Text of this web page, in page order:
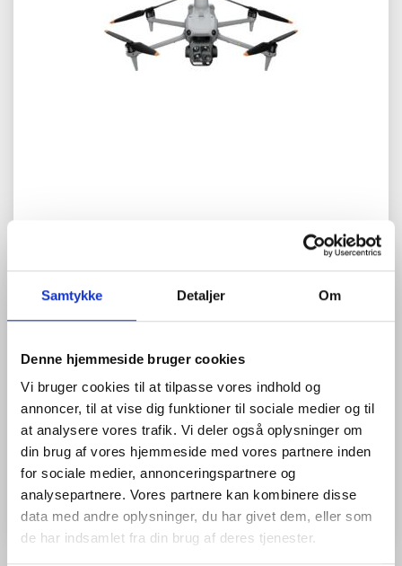
Samtykke Detaljer Om
Denne hjemmeside bruger cookies
Vi bruger cookies til at tilpasse vores indhold og
annoncer, til at vise dig funktioner til sociale medier og til
at analysere vores trafik. Vi deler også oplysninger om
din brug af vores hjemmeside med vores partnere inden
for sociale medier, annonceringspartnere og
analysepartnere. Vores partnere kan kombinere disse
data med andre oplysninger, du har givet dem, eller som
de har indsamlet fra din brug af deres tjenester.
fotogrammetri og landmålingsopgaver.
Indbygget RTK-modul
Inkl. 1 års premium RTK abonnement!
43.837,60 DKK
(54.797,00 DKK)
Læg i kurv